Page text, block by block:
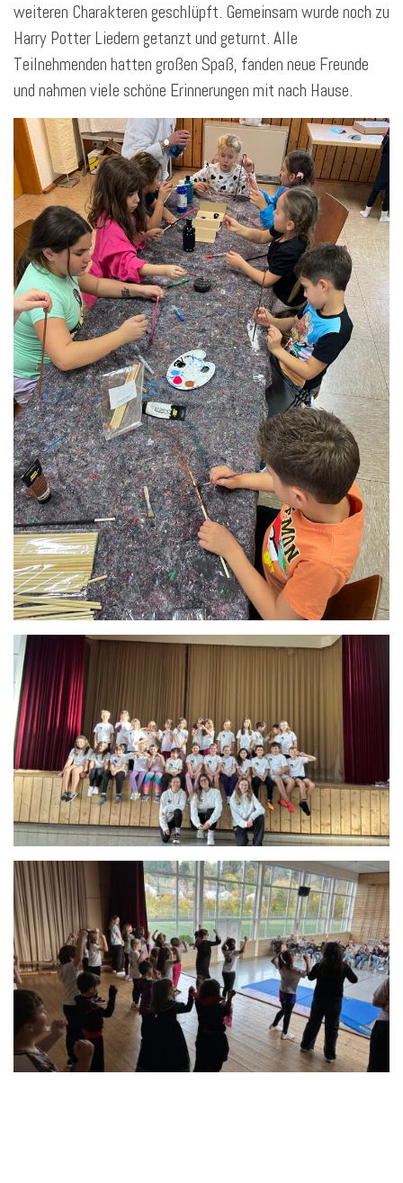
weiteren Charakteren geschlüpft. Gemeinsam wurde noch zu
Harry Potter Liedern getanzt und geturnt. Alle
Teilnehmenden hatten großen Spaß, fanden neue Freunde
und nahmen viele schöne Erinnerungen mit nach Hause.